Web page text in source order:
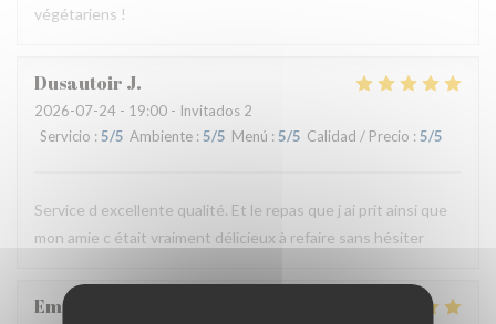
végétariens !
Dusautoir J
2026-07-24 - 19:00 - Invitados 2
Servicio : 5/5 Ambiente : 5/5 Menú : 5/5 Calidad / Precio : 5/5
Service d excellente qualité. Et le repas que j ai prit ainsi que
mon amie c était vraiment délicieux à refaire sans hésiter
Emilie